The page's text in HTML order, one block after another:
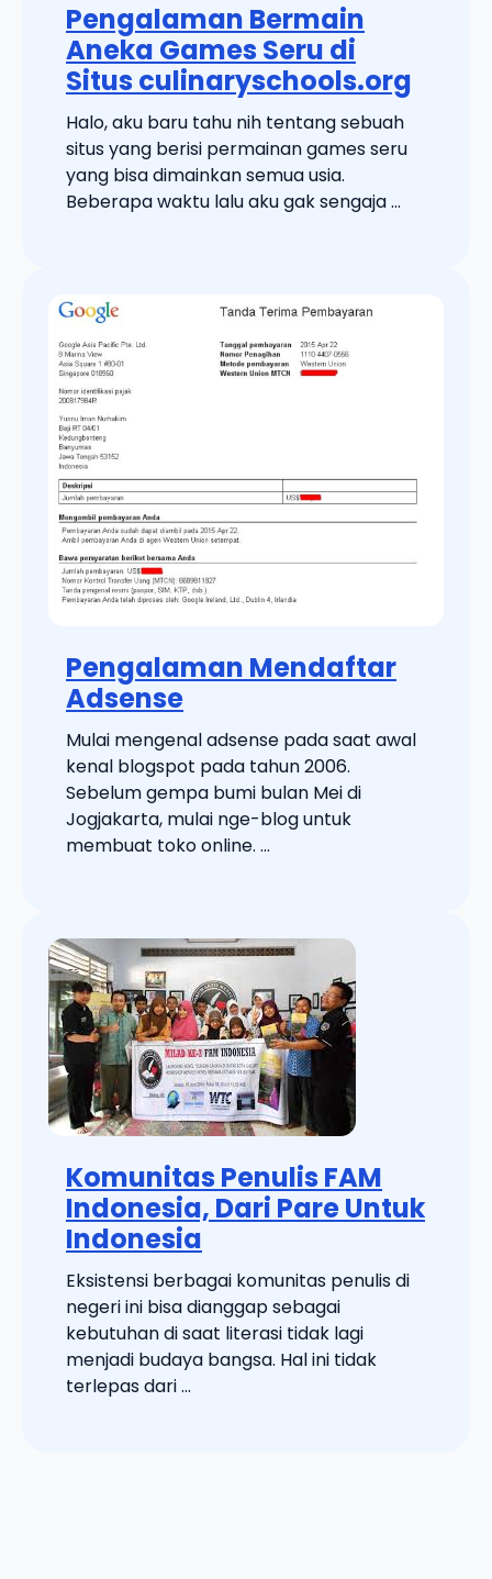
Pengalaman Bermain
Aneka Games Seru di
Situs culinaryschools.org
Halo, aku baru tahu nih tentang sebuah
situs yang berisi permainan games seru
yang bisa dimainkan semua usia.
Beberapa waktu lalu aku gak sengaja ...
Pengalaman Mendaftar
Adsense
Mulai mengenal adsense pada saat awal
kenal blogspot pada tahun 2006.
Sebelum gempa bumi bulan Mei di
Jogjakarta, mulai nge-blog untuk
membuat toko online. ...
Komunitas Penulis FAM
Indonesia, Dari Pare Untuk
Indonesia
Eksistensi berbagai komunitas penulis di
negeri ini bisa dianggap sebagai
kebutuhan di saat literasi tidak lagi
menjadi budaya bangsa. Hal ini tidak
terlepas dari ...